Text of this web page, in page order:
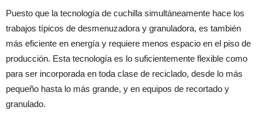
Puesto que la tecnología de cuchilla simultáneamente hace los
trabajos típicos de desmenuzadora y granuladora, es también
más eficiente en energía y requiere menos espacio en el piso de
producción. Esta tecnología es lo suficientemente flexible como
para ser incorporada en toda clase de reciclado, desde lo más
pequeño hasta lo más grande, y en equipos de recortado y
granulado.